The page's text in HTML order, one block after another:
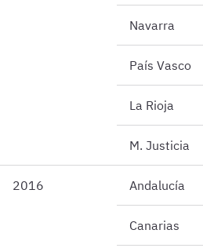
Navarra
País Vasco
La Rioja
M. Justicia
2016 Andalucía
Canarias